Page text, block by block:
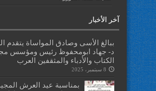
آخر الأخبار
ببالغ الأسى وصادق المواساة يتقدم
د- جهاد ابومحفوظ رئيس ومؤسس
الكتاب والأدباء والمثقفين العرب
8 سبتمبر، 2025
بمناسبة عيد العرش